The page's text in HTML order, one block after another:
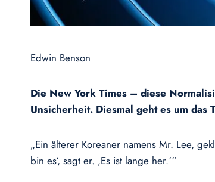
Edwin Benson
Die New York Times – diese
Unsicherheit. Diesmal geht es um
„Ein älterer Koreaner namens Mr. Lee,
bin es‘, sagt er. ‚Es ist lange her.‘“